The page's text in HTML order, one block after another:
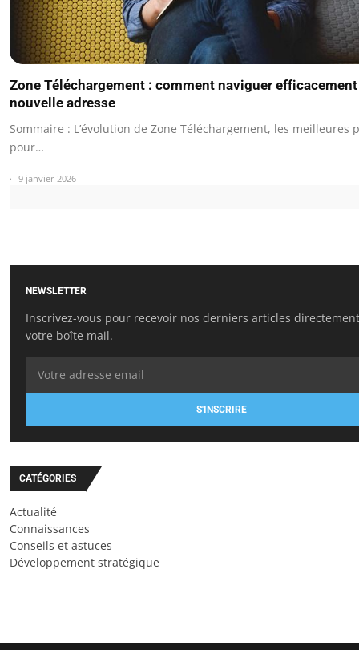
Zone Téléchargement : comment naviguer
nouvelle adresse
Sommaire : L’évolution de Zone Téléchargement, les meilleures
pour…
9 janvier 2026
NEWSLETTER
Inscrivez-vous pour recevoir nos derniers articles
votre boîte mail.
S'INSCRIRE
CATÉGORIES
Actualité
Connaissances
Conseils et astuces
Développement stratégique